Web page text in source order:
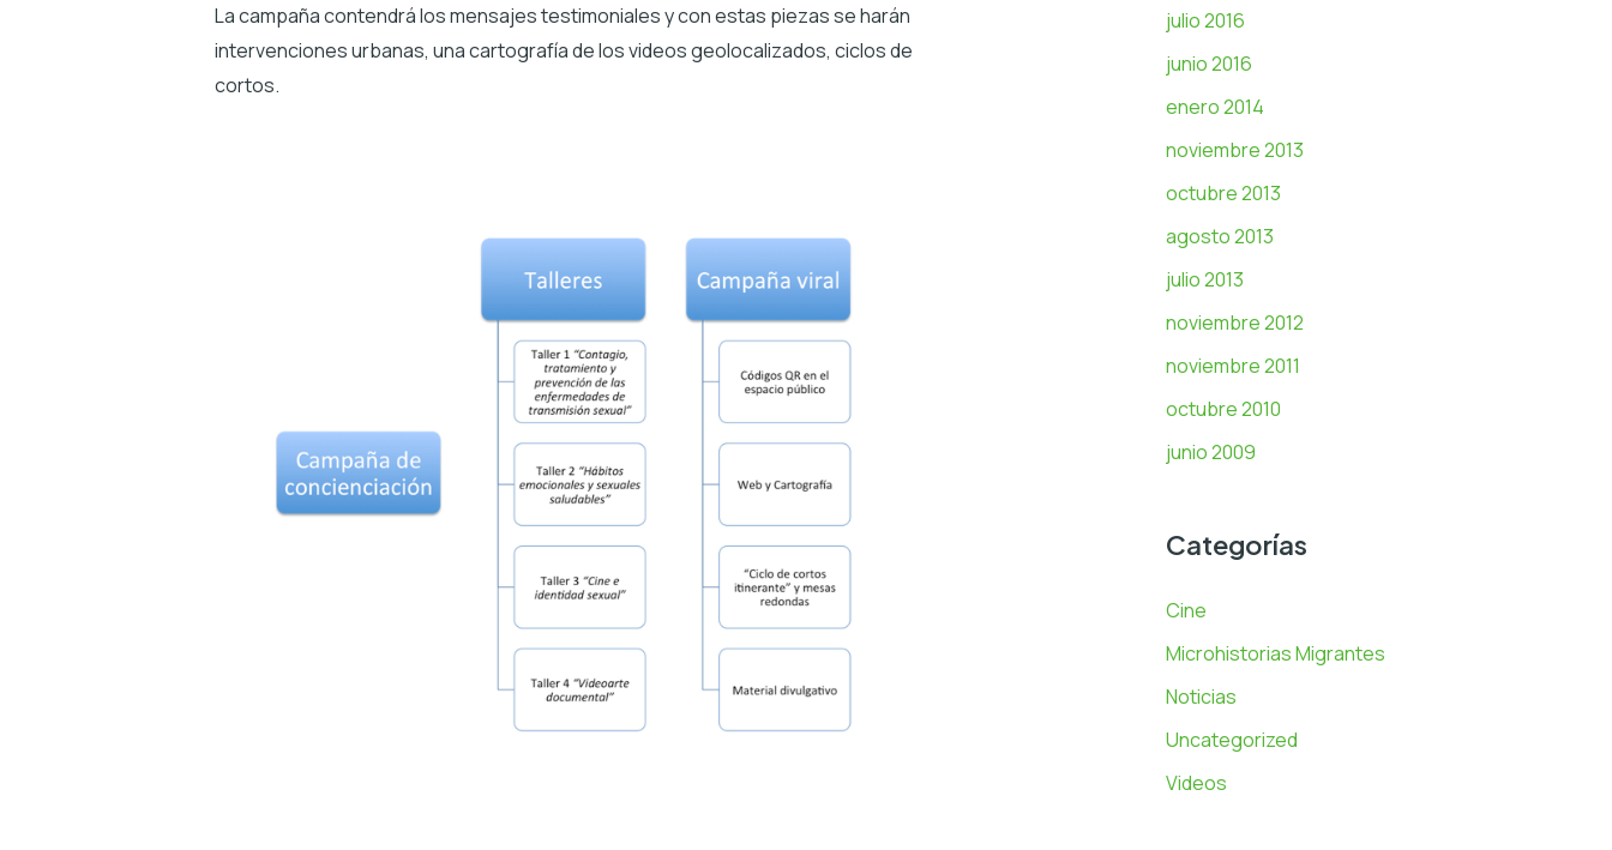
La campaña contendrá los mensajes testimoniales y con estas piezas se harán
intervenciones urbanas, una cartografía de los videos geolocalizados, ciclos de
cortos.
julio 2016
junio 2016
enero 2014
noviembre 2013
octubre 2013
agosto 2013
julio 2013
noviembre 2012
noviembre 2011
octubre 2010
junio 2009
Categorías
Cine
Microhistorias Migrantes
Noticias
Uncategorized
Videos